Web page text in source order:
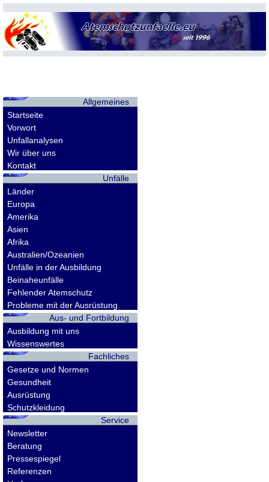
Allgemeines
Startseite
Vorwort
Unfallanalysen
Wir über uns
Kontakt
Unfälle
Länder
Europa
Amerika
Asien
Afrika
Australien/Ozeanien
Unfälle in der Ausbildung
Beinaheunfälle
Fehlender Atemschutz
Probleme mit der Ausrüstung
Aus- und Fortbildung
Ausbildung mit uns
Wissenswertes
Fachliches
Gesetze und Normen
Gesundheit
Ausrüstung
Schutzkleidung
Service
Newsletter
Beratung
Pressespiegel
Referenzen